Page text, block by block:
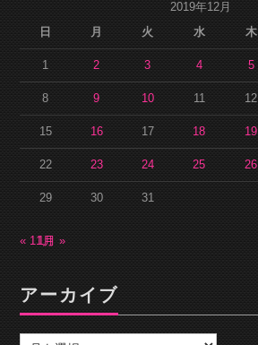
2019年12月
日
月 火 水 木
1 2 3 4 5
8 9 10 11 12
15 16 17 18 19
22 23 24 25 26
29 30 31
« 11月1月 »
アーカイブ